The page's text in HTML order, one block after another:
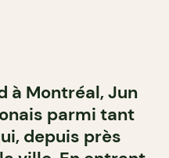
à Montréal, Jun
parmi tant
depuis près